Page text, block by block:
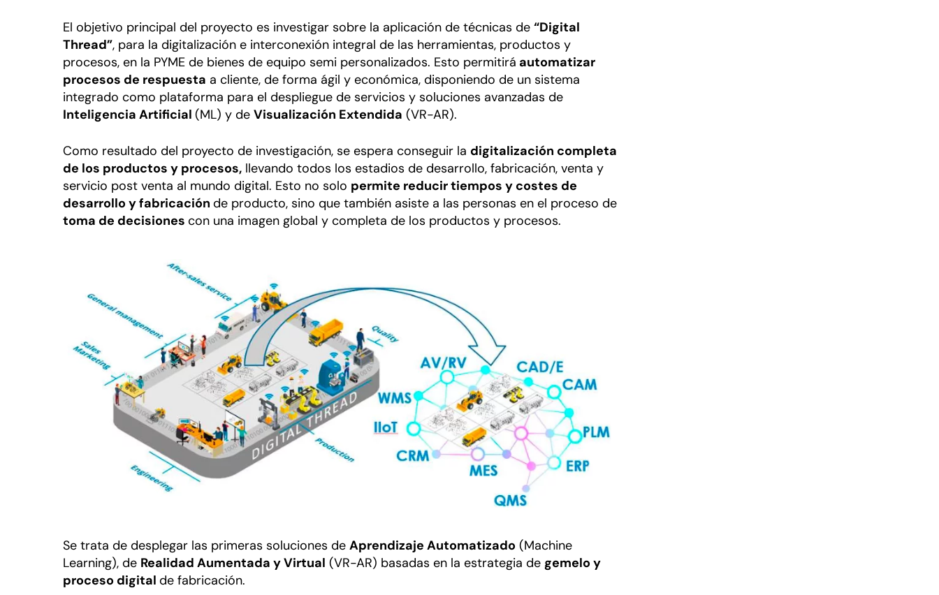
El objetivo principal del proyecto es investigar sobre la aplicación de técnicas de “Digital
Thread”, para la digitalización e interconexión integral de las herramientas, productos y
procesos, en la PYME de bienes de equipo semi personalizados. Esto permitirá automatizar
procesos de respuesta a cliente, de forma ágil y económica, disponiendo de un sistema
integrado como plataforma para el despliegue de servicios y soluciones avanzadas de
Inteligencia Artificial (ML) y de Visualización Extendida (VR-AR).
Como resultado del proyecto de investigación, se espera conseguir la digitalización completa
de los productos y procesos, llevando todos los estadios de desarrollo, fabricación, venta y
servicio post venta al mundo digital. Esto no solo permite reducir tiempos y costes de
desarrollo y fabricación de producto, sino que también asiste a las personas en el proceso de
toma de decisiones con una imagen global y completa de los productos y procesos.
Se trata de desplegar las primeras soluciones de Aprendizaje Automatizado (Machine
Learning), de Realidad Aumentada y Virtual (VR-AR) basadas en la estrategia de gemelo y
proceso digital de fabricación.